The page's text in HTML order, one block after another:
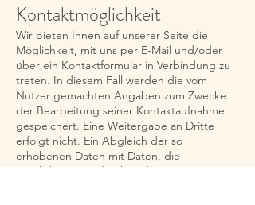
Kontaktmöglichkeit
Wir bieten Ihnen auf unserer Seite die
Möglichkeit, mit uns per E-Mail und/oder
über ein Kontaktformular in Verbindung zu
treten. In diesem Fall werden die vom
Nutzer gemachten Angaben zum Zwecke
der Bearbeitung seiner Kontaktaufnahme
gespeichert. Eine Weitergabe an Dritte
erfolgt nicht. Ein Abgleich der so
erhobenen Daten mit Daten, die
möglicherweise durch andere